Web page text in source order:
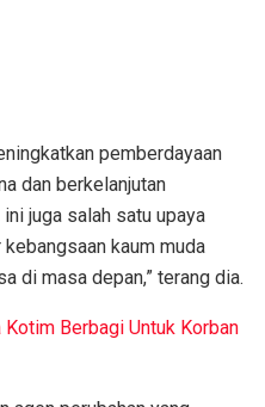
pemberdayaan
dan berkelanjutan
juga salah satu upaya
kaum muda
di masa depan,” terang dia.
Kotim Berbagi Untuk Korban